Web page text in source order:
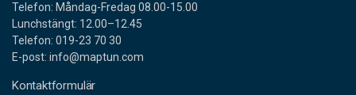
Telefon: Måndag-Fredag 08.00-15.00
Lunchstängt: 12.00–12.45
Telefon: 019-23 70 30
E-post: info@maptun.com
Kontaktformulär